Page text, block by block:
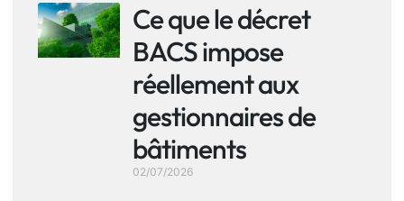
Ce que le décret
BACS impose
réellement aux
gestionnaires de
bâtiments
02/07/2026